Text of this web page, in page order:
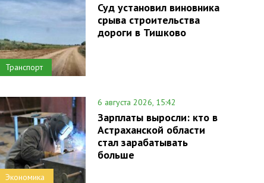
Транспорт
Суд установил виновника
срыва строительства
дороги в Тишково
Экономика
6 августа 2026, 15:42
Зарплаты выросли: кто в
Астраханской области
стал зарабатывать
больше